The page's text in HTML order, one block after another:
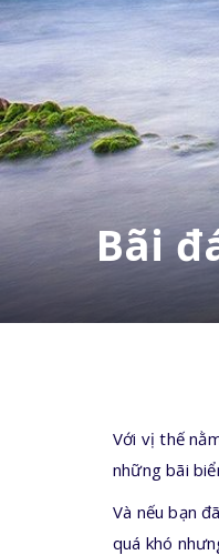
Bãi
Với vị thế
những bãi
Và nếu bạn
quá khó